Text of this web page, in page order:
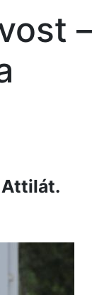
Attilát.